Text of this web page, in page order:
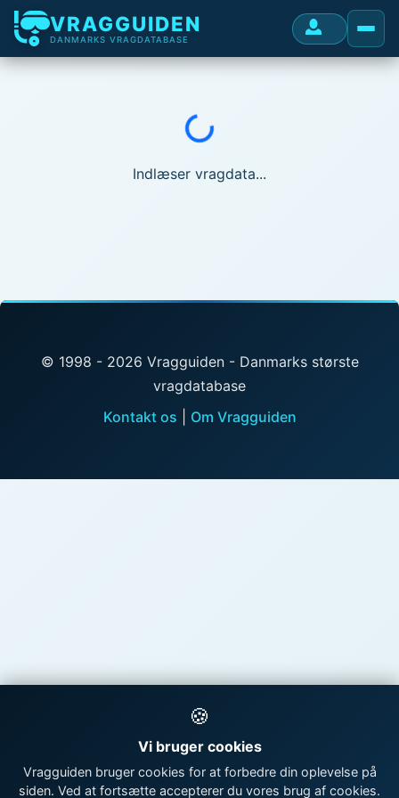
VRAGGUIDEN
DANMARKS VRAGDATABASE
Indlæser...
Indlæser vragdata...
© 1998 - 2026 Vragguiden - Danmarks største
vragdatabase
Kontakt os
Om Vragguiden
🍪
Vi bruger cookies
Vragguiden bruger cookies for at forbedre din oplevelse på
siden. Ved at fortsætte accepterer du vores brug af cookies.